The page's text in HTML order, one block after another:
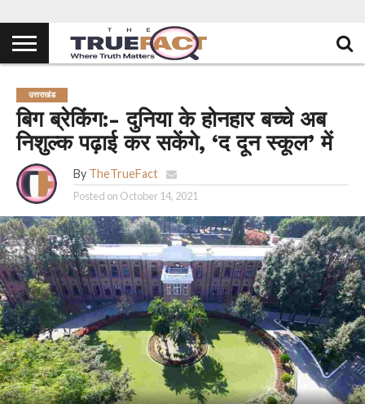
उत्तराखंड
बिग ब्रेकिंग:- दुनिया के होनहार बच्चे अब
निशुल्क पढ़ाई कर सकेंगे, ‘द दून स्कूल’ में
By TheTrueFact
Posted on October 14, 2021